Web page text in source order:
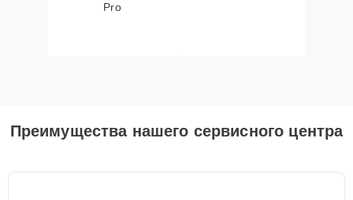
Pro
Преимущества нашего сервисного центра